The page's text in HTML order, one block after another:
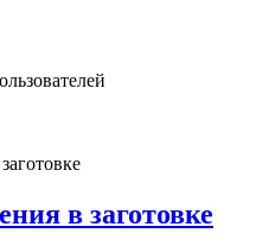
в заготовке